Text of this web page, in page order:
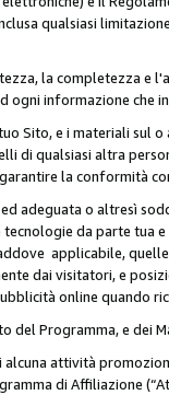
qualsiasi
la completezza
informazione che
Sito, e i materiali sul
di qualsiasi altra
la conformità
adeguata o altresì
da parte tua
applicabile,
dai visitatori, e
online quando
Programma, e dei
alcuna attività
di Affiliazione